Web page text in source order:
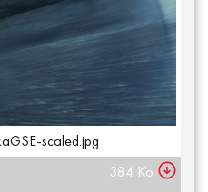
scaled.jpg
384 Ko